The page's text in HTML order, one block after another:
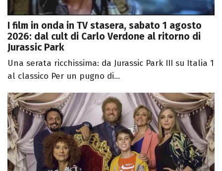
I film in onda in TV stasera, sabato 1 agosto
2026: dal cult di Carlo Verdone al ritorno di
Jurassic Park
Una serata ricchissima: da Jurassic Park III su Italia 1
al classico Per un pugno di...